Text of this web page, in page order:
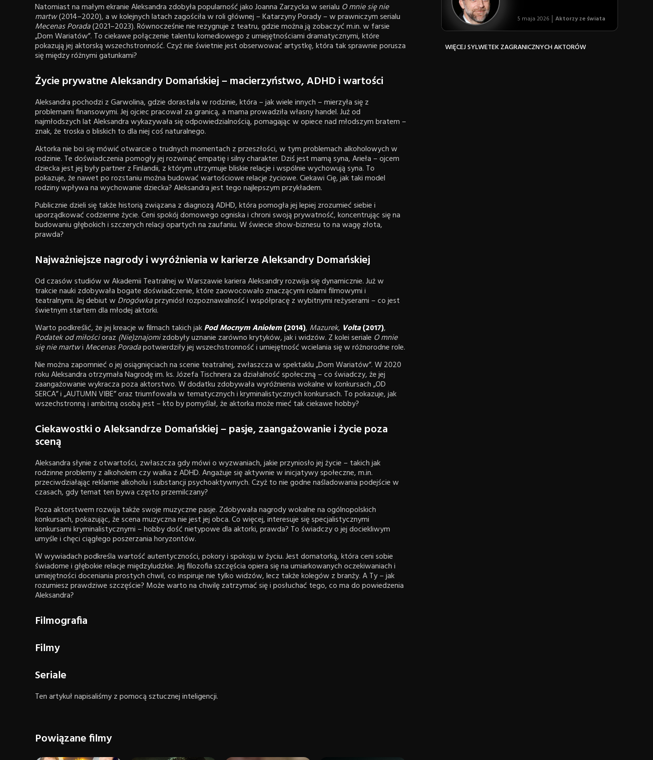
Natomiast na małym ekranie Aleksandra zdobyła popularność jako Joanna Zarzycka w serialu O mnie się nie
martw(2014–2020), a w kolejnych latach zagościła w roli głównej – Katarzyny Porady – w prawniczym serialu
Mecenas Porada(2021–2023). Równocześnie nie rezygnuje z teatru, gdzie można ją zobaczyć m.in. w farsie
„Dom Wariatów”. To ciekawe połączenie talentu komediowego z umiejętnościami dramatycznymi, które
pokazują jej aktorską wszechstronność. Czyż nie świetnie jest obserwować artystkę, która tak sprawnie porusza
się między różnymi gatunkami?
Życie prywatne Aleksandry Domańskiej – macierzyństwo, ADHD i wartości
Aleksandra pochodzi z Garwolina, gdzie dorastała w rodzinie, która – jak wiele innych – mierzyła się z
problemami finansowymi. Jej ojciec pracował za granicą, a mama prowadziła własny handel. Już od
najmłodszych lat Aleksandra wykazywała się odpowiedzialnością, pomagając w opiece nad młodszym bratem –
znak, że troska o bliskich to dla niej coś naturalnego.
Aktorka nie boi się mówić otwarcie o trudnych momentach z przeszłości, w tym problemach alkoholowych w
rodzinie. Te doświadczenia pomogły jej rozwinąć empatię i silny charakter. Dziś jest mamą syna, Arieła – ojcem
dziecka jest jej były partner z Finlandii, z którym utrzymuje bliskie relacje i wspólnie wychowują syna. To
pokazuje, że nawet po rozstaniu można budować wartościowe relacje życiowe. Ciekawi Cię, jak taki model
rodziny wpływa na wychowanie dziecka? Aleksandra jest tego najlepszym przykładem.
Publicznie dzieli się także historią związana z diagnozą ADHD, która pomogła jej lepiej zrozumieć siebie i
uporządkować codzienne życie. Ceni spokój domowego ogniska i chroni swoją prywatność, koncentrując się na
budowaniu głębokich i szczerych relacji opartych na zaufaniu. W świecie show-biznesu to na wagę złota,
prawda?
Najważniejsze nagrody i wyróżnienia w karierze Aleksandry Domańskiej
Od czasów studiów w Akademii Teatralnej w Warszawie kariera Aleksandry rozwija się dynamicznie. Już w
trakcie nauki zdobywała bogate doświadczenie, które zaowocowało znaczącymi rolami filmowymi i
teatralnymi. Jej debiut w Drogówkaprzyniósł rozpoznawalność i współpracę z wybitnymi reżyserami – co jest
świetnym startem dla młodej aktorki.
Warto podkreślić, że jej kreacje w filmach takich jakPod Mocnym Aniołem(2014), Mazurek, Volta(2017),
Podatek od miłościoraz (Nie)znajomizdobyły uznanie zarówno krytyków, jak i widzów. Z kolei seriale O mnie
się nie martwi Mecenas Poradapotwierdziły jej wszechstronność i umiejętność wcielania się w różnorodne role.
Nie można zapomnieć o jej osiągnięciach na scenie teatralnej, zwłaszcza w spektaklu „Dom Wariatów”. W 2020
roku Aleksandra otrzymała Nagrodę im. ks. Józefa Tischnera za działalność społeczną – co świadczy, że jej
zaangażowanie wykracza poza aktorstwo. W dodatku zdobywała wyróżnienia wokalne w konkursach „OD
SERCA” i „AUTUMN VIBE” oraz triumfowała w tematycznych i kryminalistycznych konkursach. To pokazuje, jak
wszechstronną i ambitną osobą jest – kto by pomyślał, że aktorka może mieć tak ciekawe hobby?
Ciekawostki o Aleksandrze Domańskiej – pasje, zaangażowanie i życie poza
sceną
Aleksandra słynie z otwartości, zwłaszcza gdy mówi o wyzwaniach, jakie przyniosło jej życie – takich jak
rodzinne problemy z alkoholem czy walka z ADHD. Angażuje się aktywnie w inicjatywy społeczne, m.in.
przeciwdziałając reklamie alkoholu i substancji psychoaktywnych. Czyż to nie godne naśladowania podejście w
czasach, gdy temat ten bywa często przemilczany?
Poza aktorstwem rozwija także swoje muzyczne pasje. Zdobywała nagrody wokalne na ogólnopolskich
konkursach, pokazując, że scena muzyczna nie jest jej obca. Co więcej, interesuje się specjalistycznymi
konkursami kryminalistycznymi – hobby dość nietypowe dla aktorki, prawda? To świadczy o jej dociekliwym
umyśle i chęci ciągłego poszerzania horyzontów.
W wywiadach podkreśla wartość autentyczności, pokory i spokoju w życiu. Jest domatorką, która ceni sobie
świadome i głębokie relacje międzyludzkie. Jej filozofia szczęścia opiera się na umiarkowanych oczekiwaniach i
umiejętności doceniania prostych chwil, co inspiruje nie tylko widzów, lecz także kolegów z branży. A Ty – jak
rozumiesz prawdziwe szczęście? Może warto na chwilę zatrzymać się i posłuchać tego, co ma do powiedzenia
Aleksandra?
Filmografia
Filmy
Seriale
Ten artykuł napisaliśmy z pomocą sztucznej inteligencji.
Powiązane filmy
5 maja 2026 Aktorzy ze świata
WIĘCEJ SYLWETEK ZAGRANICZNYCH AKTORÓW